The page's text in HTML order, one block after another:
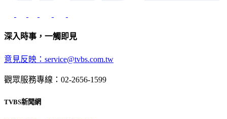
深入時事，一觸即見
意見反映：service@tvbs.com.tw
觀眾服務專線：02-2656-1599
TVBS新聞網